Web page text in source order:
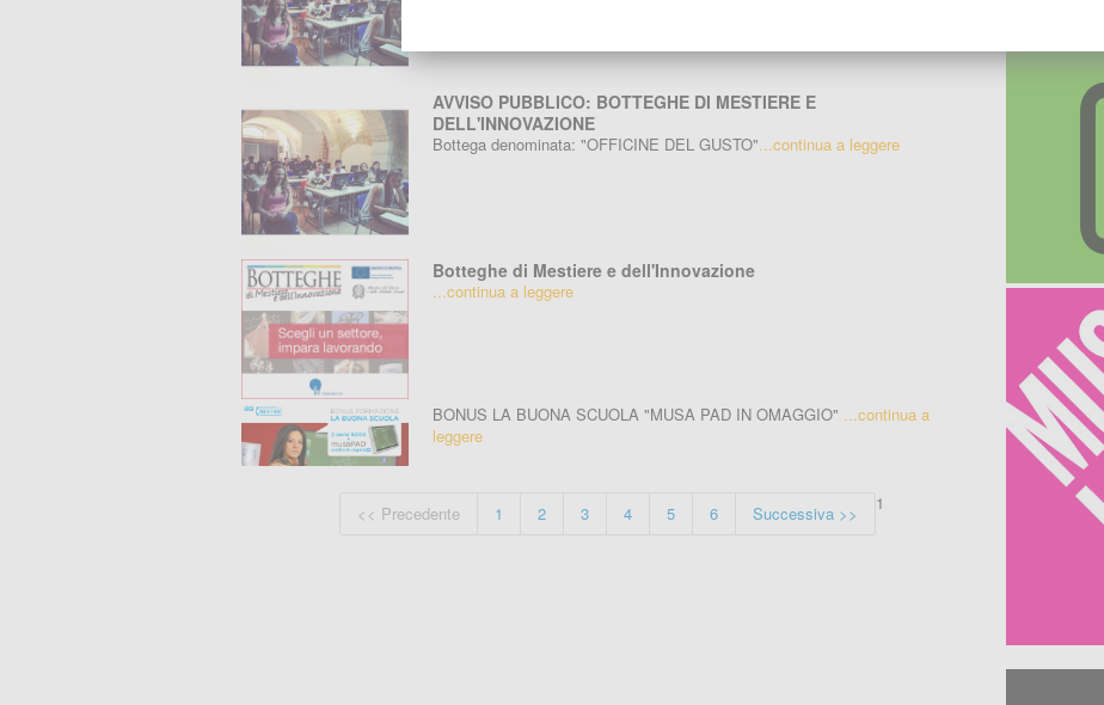
AVVISO PUBBLICO: BOTTEGHE DI MESTIERE E
DELL'INNOVAZIONE
Bottega denominata: "OFFICINE DEL GUSTO"...continua a leggere
Botteghe di Mestiere e dell'Innovazione
...continua a leggere
BONUS LA BUONA SCUOLA "MUSA PAD IN OMAGGIO" ...continua a
leggere
<< Precedente 1 1
2 3 4 5 6 Successiva >>